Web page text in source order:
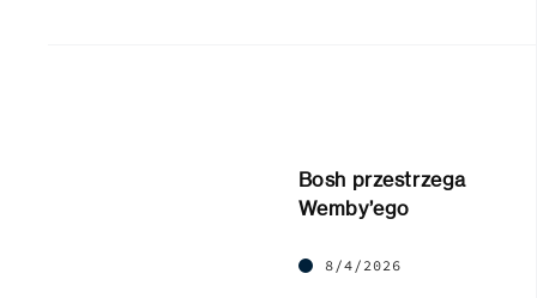
Bosh przestrzega
Wemby’ego
8/4/2026